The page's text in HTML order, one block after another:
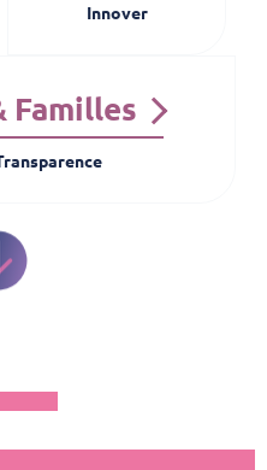
Innover
Familles